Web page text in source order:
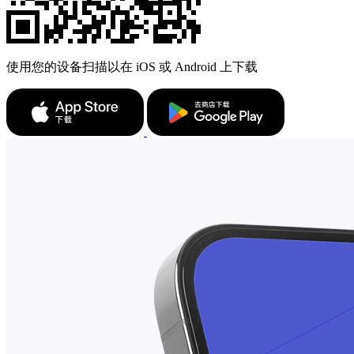
使用您的设备扫描以在 iOS 或 Android 上下载